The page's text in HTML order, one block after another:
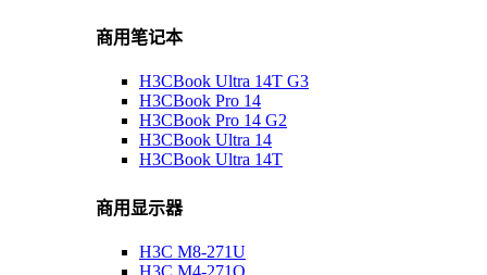
商用笔记本
H3CBook Ultra 14T G3
H3CBook Pro 14
H3CBook Pro 14 G2
H3CBook Ultra 14
H3CBook Ultra 14T
商用显示器
H3C M8-271U
H3C M4-271Q